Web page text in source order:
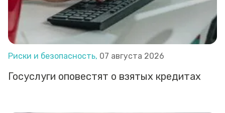
Риски и безопасность, 07 августа 2026
Госуслуги оповестят о взятых кредитах